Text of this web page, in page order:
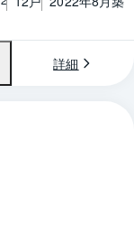
詳細
間取り